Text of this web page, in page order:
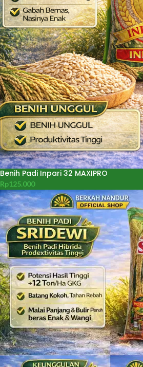
Benih Padi Inpari 32 MAXIPRO
Rp125.000